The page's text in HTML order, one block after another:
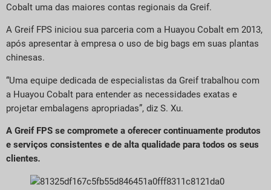
Cobalt uma das maiores contas regionais da Greif.
A Greif FPS iniciou sua parceria com a Huayou Cobalt em 2013,
após apresentar à empresa o uso de big bags em suas plantas
chinesas.
“Uma equipe dedicada de especialistas da Greif trabalhou com
a Huayou Cobalt para entender as necessidades exatas e
projetar embalagens apropriadas”, diz S. Xu.
A Greif FPS se compromete a oferecer continuamente produtos
e serviços consistentes e de alta qualidade para todos os seus
clientes.